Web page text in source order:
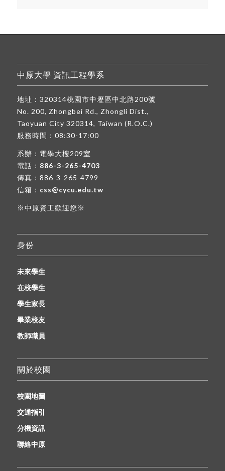
中原大學 資訊工程學系
地址：320314桃園市中壢區中北路200號
No. 200, Zhongbei Rd., Zhongli Dist.,
Taoyuan City 320314, Taiwan (R.O.C.)
服務時間：08:30-17:00
系辦：電學大樓209室
電話： 886-3-265-4703
傳真：886-3-265-4799
信箱： css@cycu.edu.tw
※中原資工歡迎您※
身份
未來學生
在校學生
學生家長
畢業校友
教師職員
關於校園
校園地圖
交通指引
分機資訊
聯絡中原